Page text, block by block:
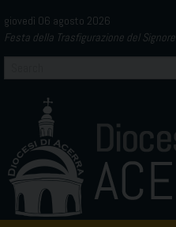
to
content
giovedì 06 agosto 2026
Festa della Trasfigurazione del Signore